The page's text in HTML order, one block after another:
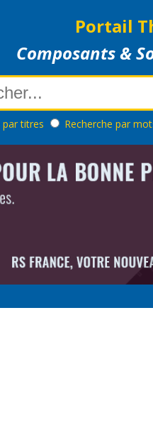
Portail
Composants &
par titres Recherche par